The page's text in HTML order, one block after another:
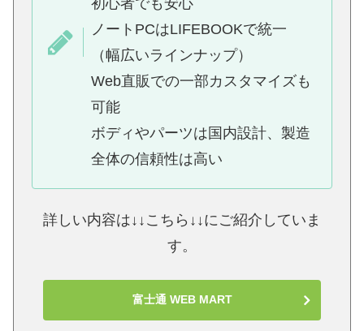
初心者でも安心
ノートPCはLIFEBOOKで統一
（幅広いラインナップ）
Web直販での一部カスタマイズも
可能
ボディやパーツは国内設計、製造
全体の信頼性は高い
詳しい内容は↓↓こちら↓↓にご紹介していま
す。
富士通 WEB MART